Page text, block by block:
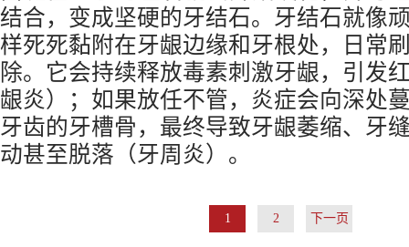
结合，变成坚硬的牙结石。牙结石就像
样死死黏附在牙龈边缘和牙根处，日常
除。它会持续释放毒素刺激牙龈，引发
龈炎）；如果放任不管，炎症会向深处
牙齿的牙槽骨，最终导致牙龈萎缩、牙
动甚至脱落（牙周炎）。
1 2 下一页